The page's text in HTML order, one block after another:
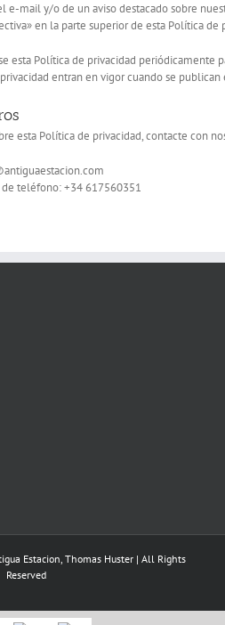
e-mail y/o de un aviso destacado sobre
en la parte superior de esta Política de
esta Política de privacidad periódicamente
entran en vigor cuando se publican
esta Política de privacidad, contacte con
teléfono: +34 617560351
Estacion, Thomas Huster | All Rights
Reserved